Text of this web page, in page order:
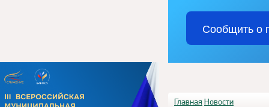
Сообщить о
Главная Новости